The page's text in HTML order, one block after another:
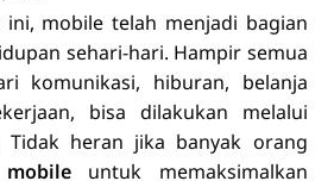
ini, mobile telah menjadi bagian
sehari-hari. Hampir semua
komunikasi, hiburan, belanja
bisa dilakukan melalui
Tidak heran jika banyak orang
untuk memaksimalkan